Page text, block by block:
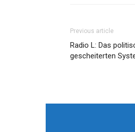
Previous article
Radio L: Das
gescheiterten